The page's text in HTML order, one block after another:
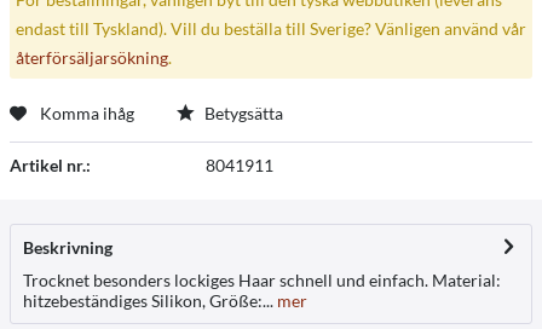
endast till Tyskland). Vill du beställa till Sverige? Vänligen använd vår
återförsäljarsökning.
Komma ihåg Betygsätta
Artikel nr.: 8041911
Beskrivning
Trocknet besonders lockiges Haar schnell und einfach. Material:
hitzebeständiges Silikon, Größe:... mer